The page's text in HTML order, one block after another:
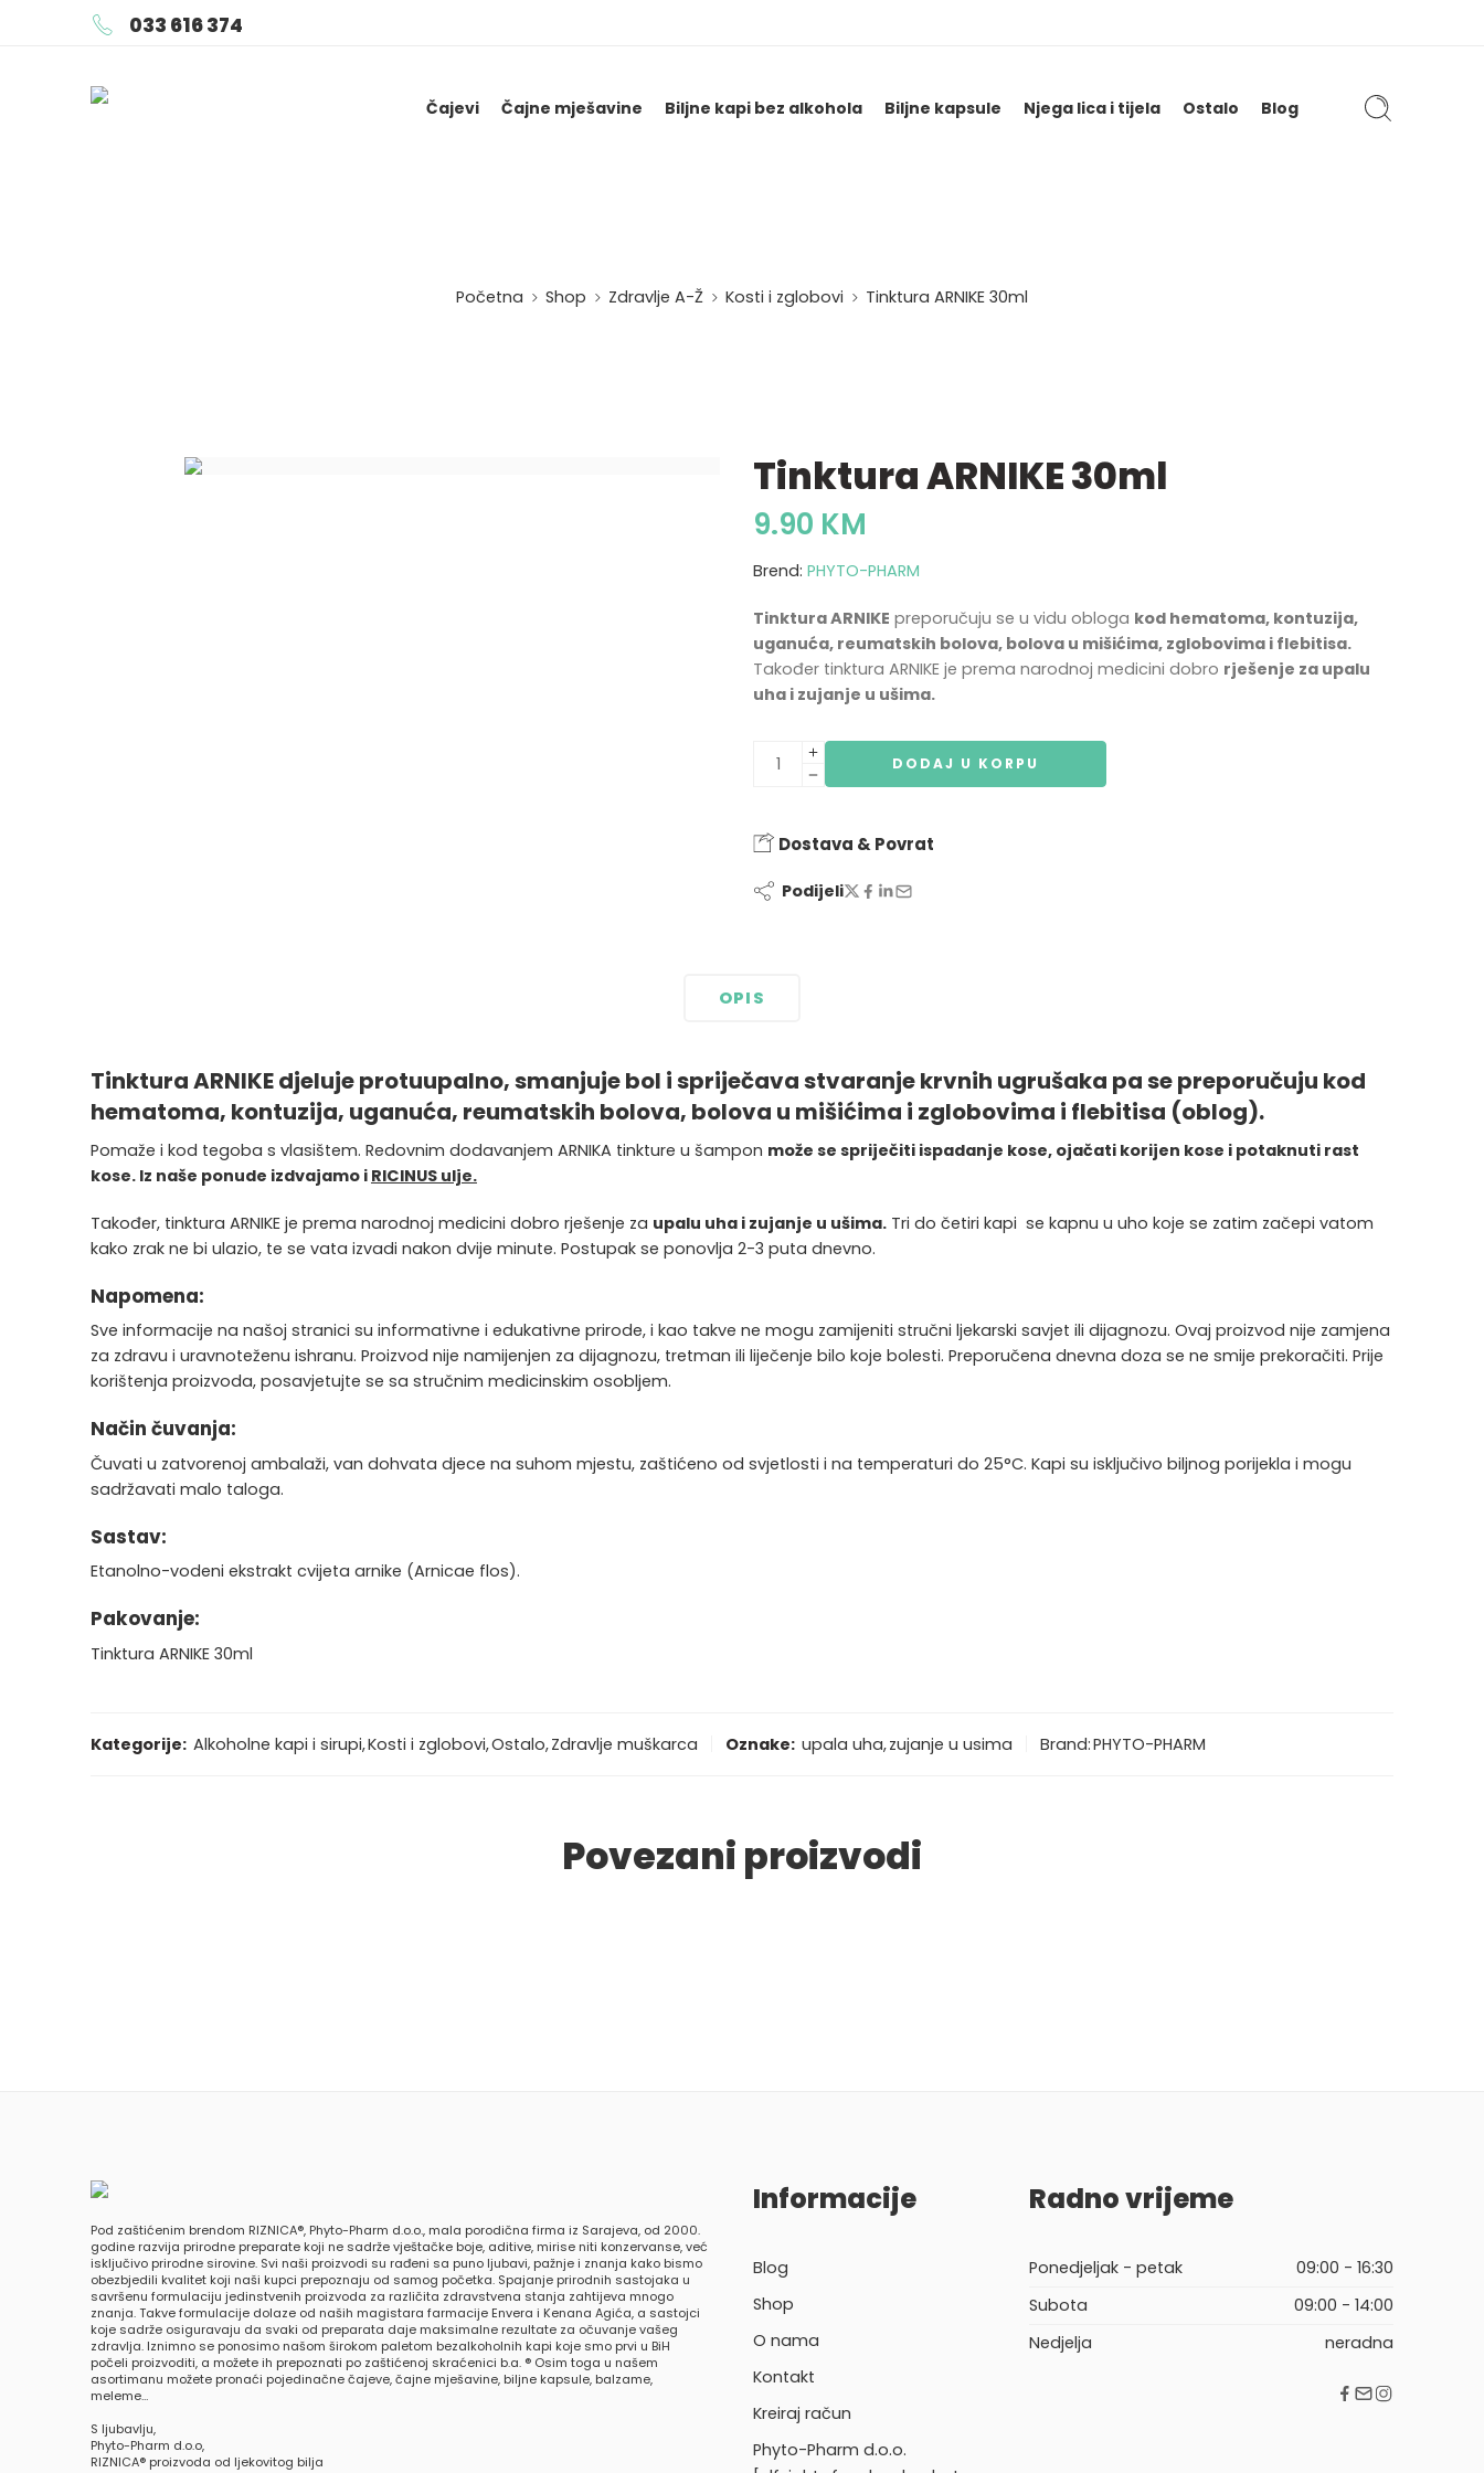
033 616 374
Čajevi Čajne mješavine Biljne kapi bez alkohola Biljne kapsule Njega lica i tijela Ostalo Blog
Početna Shop Zdravlje A-Ž Kosti i zglobovi Tinktura ARNIKE 30ml
Tinktura ARNIKE 30ml
9.90 KM
Brend: PHYTO-PHARM
Tinktura ARNIKE preporučuju se u vidu obloga kod hematoma, kontuzija,
uganuća, reumatskih bolova, bolova u mišićima, zglobovima i flebitisa.
Također tinktura ARNIKE je prema narodnoj medicini dobro rješenje za upalu
uha i zujanje u ušima.
DODAJ U KORPU
Dostava & Povrat
Podijeli
OPIS
Tinktura ARNIKE djeluje protuupalno, smanjuje bol i spriječava stvaranje krvnih ugrušaka pa se preporučuju kod
hematoma, kontuzija, uganuća, reumatskih bolova, bolova u mišićima i zglobovima i flebitisa (oblog).
Pomaže i kod tegoba s vlasištem. Redovnim dodavanjem ARNIKA tinkture u šampon može se spriječiti ispadanje kose, ojačati korijen kose i potaknuti rast
kose. Iz naše ponude izdvajamo i RICINUS ulje.
Također, tinktura ARNIKE je prema narodnoj medicini dobro rješenje za upalu uha i zujanje u ušima. Tri do četiri kapi se kapnu u uho koje se zatim začepi vatom
kako zrak ne bi ulazio, te se vata izvadi nakon dvije minute. Postupak se ponovlja 2-3 puta dnevno.
Napomena:
Sve informacije na našoj stranici su informativne i edukativne prirode, i kao takve ne mogu zamijeniti stručni ljekarski savjet ili dijagnozu. Ovaj proizvod nije zamjena
za zdravu i uravnoteženu ishranu. Proizvod nije namijenjen za dijagnozu, tretman ili liječenje bilo koje bolesti. Preporučena dnevna doza se ne smije prekoračiti. Prije
korištenja proizvoda, posavjetujte se sa stručnim medicinskim osobljem.
Način čuvanja:
Čuvati u zatvorenoj ambalaži, van dohvata djece na suhom mjestu, zaštićeno od svjetlosti i na temperaturi do 25°C. Kapi su isključivo biljnog porijekla i mogu
sadržavati malo taloga.
Sastav:
Etanolno-vodeni ekstrakt cvijeta arnike (Arnicae flos).
Pakovanje:
Tinktura ARNIKE 30ml
Kategorije: Alkoholne kapi i sirupi,Kosti i zglobovi,Ostalo,Zdravlje muškarca Oznake: upala uha,zujanje u usima Brand:PHYTO-PHARM
Povezani proizvodi
Pod zaštićenim brendom RIZNICA®, Phyto-Pharm d.o.o., mala porodična firma iz Sarajeva, od 2000.
godine razvija prirodne preparate koji ne sadrže vještačke boje, aditive, mirise niti konzervanse, već
isključivo prirodne sirovine. Svi naši proizvodi su rađeni sa puno ljubavi, pažnje i znanja kako bismo
obezbjedili kvalitet koji naši kupci prepoznaju od samog početka. Spajanje prirodnih sastojaka u
savršenu formulaciju jedinstvenih proizvoda za različita zdravstvena stanja zahtijeva mnogo
znanja. Takve formulacije dolaze od naših magistara farmacije Envera i Kenana Agića, a sastojci
koje sadrže osiguravaju da svaki od preparata daje maksimalne rezultate za očuvanje vašeg
zdravlja. Iznimno se ponosimo našom širokom paletom bezalkoholnih kapi koje smo prvi u BiH
počeli proizvoditi, a možete ih prepoznati po zaštićenoj skraćenici b.a. ® Osim toga u našem
asortimanu možete pronaći pojedinačne čajeve, čajne mješavine, biljne kapsule, balzame,
meleme…
S ljubavlju,
Phyto-Pharm d.o.o,
RIZNICA® proizvoda od ljekovitog bilja
Informacije
Blog
Shop
O nama
Kontakt
Kreiraj račun
Phyto-Pharm d.o.o.
Radno vrijeme
Ponedjeljak - petak
09:00 - 16:30
Subota
09:00 - 14:00
Nedjelja
neradna